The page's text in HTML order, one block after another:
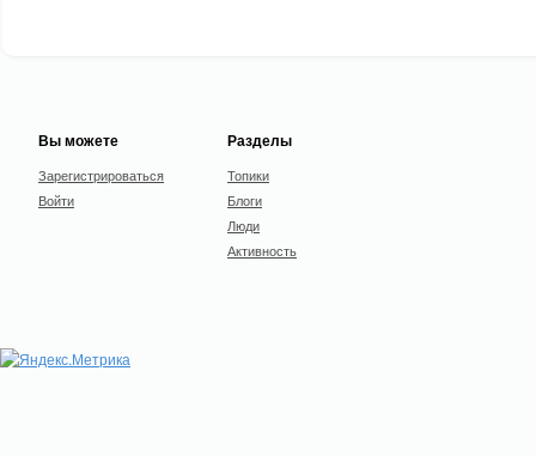
Вы можете
Зарегистрироваться
Войти
Разделы
Топики
Блоги
Люди
Активность